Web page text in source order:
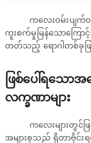
ကလေးဝမ်းပျက်ဝ
ကူးစက်မှုမြန်သောကြော
တတ်သည့် ရောဂါတစ်ခုဖ
ဖြစ်ပေါ်ရသောအက
လက္ခဏာများ
ကလေးများတွင်ဖ
အများစုသည် ရိုတာဗိုင်းရ